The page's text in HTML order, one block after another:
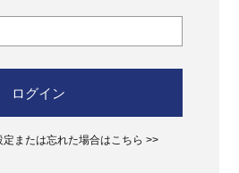
ログイン
定または忘れた場合はこちら >>